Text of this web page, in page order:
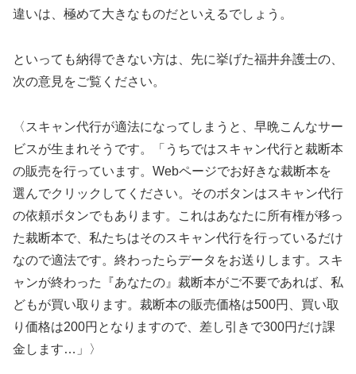
違いは、極めて大きなものだといえるでしょう。
といっても納得できない方は、先に挙げた福井弁護士の、
次の意見をご覧ください。
〈スキャン代行が適法になってしまうと、早晩こんなサー
ビスが生まれそうです。「うちではスキャン代行と裁断本
の販売を行っています。Webページでお好きな裁断本を
選んでクリックしてください。そのボタンはスキャン代行
の依頼ボタンでもあります。これはあなたに所有権が移っ
た裁断本で、私たちはそのスキャン代行を行っているだけ
なので適法です。終わったらデータをお送りします。スキ
ャンが終わった『あなたの』裁断本がご不要であれば、私
どもが買い取ります。裁断本の販売価格は500円、買い取
り価格は200円となりますので、差し引きで300円だけ課
金します…」〉